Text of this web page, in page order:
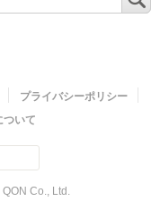
プライバシーポリシー
ついて
Co., Ltd.